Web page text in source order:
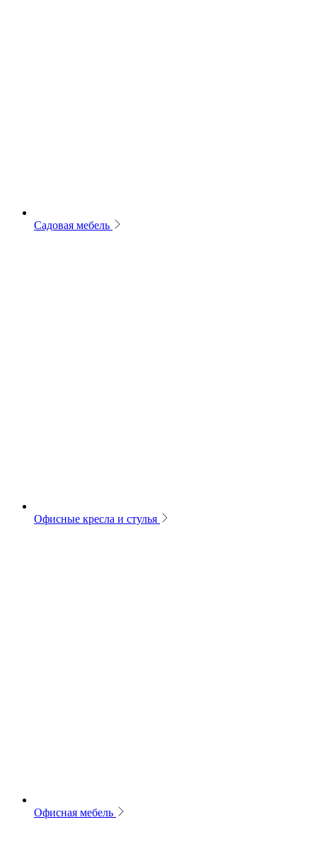
Садовая мебель
Офисные кресла и стулья
Офисная мебель